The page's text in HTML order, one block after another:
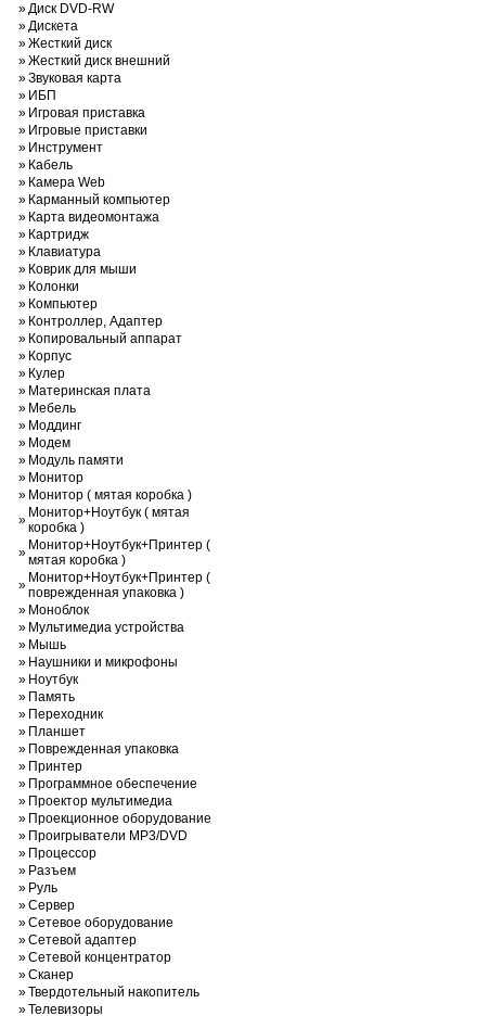
»Диск DVD-RW
»Дискета
»Жесткий диск
»Жесткий диск внешний
»Звуковая карта
» ИБП
» Игровая приставка
» Игровые приставки
» Инструмент
» Кабель
» Камера Web
» Карманный компьютер
» Карта видеомонтажа
» Картридж
» Клавиатура
» Коврик для мыши
» Колонки
» Компьютер
» Контроллер, Адаптер
» Копировальный аппарат
» Корпус
» Кулер
» Материнская плата
» Мебель
» Моддинг
» Модем
» Модуль памяти
» Монитор
» Монитор ( мятая коробка )
» Монитор+Ноутбук ( мятая
коробка )
» Монитор+Ноутбук+Принтер (
мятая коробка )
» Монитор+Ноутбук+Принтер (
поврежденная упаковка )
» Моноблок
» Мультимедиа устройства
» Мышь
» Наушники и микрофоны
» Ноутбук
» Память
» Переходник
» Планшет
» Поврежденная упаковка
» Принтер
» Программное обеспечение
» Проектор мультимедиа
» Проекционное оборудование
» Проигрыватели MP3/DVD
» Процессор
» Разъем
» Руль
»Сервер
»Сетевое оборудование
»Сетевой адаптер
»Сетевой концентратор
»Сканер
»Твердотельный накопитель
»Телевизоры